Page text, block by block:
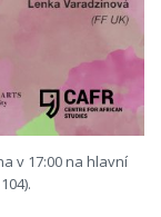
v 17:00 na hlavní